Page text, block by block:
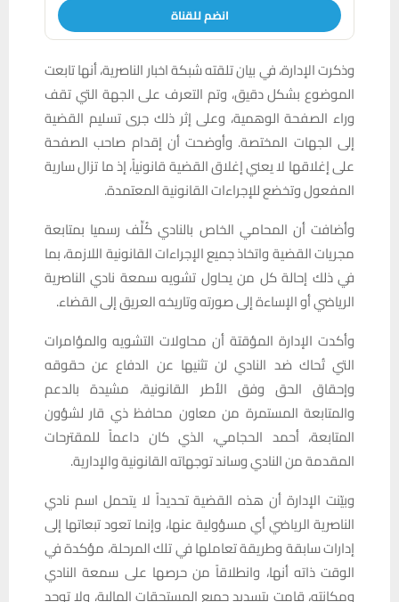
انضم للقناة
وذكرت الإدارة، في بيان تلقته شبكة اخبار الناصرية، أنها تابعت
الموضوع بشكل دقيق، وتم التعرف على الجهة التي تقف
وراء الصفحة الوهمية، وعلى إثر ذلك جرى تسليم القضية
إلى الجهات المختصة. وأوضحت أن إقدام صاحب الصفحة
على إغلاقها لا يعني إغلاق القضية قانونياً، إذ ما تزال سارية
المفعول وتخضع للإجراءات القانونية المعتمدة.
وأضافت أن المحامي الخاص بالنادي كُلِّف رسميا بمتابعة
مجريات القضية واتخاذ جميع الإجراءات القانونية اللازمة، بما
في ذلك إحالة كل من يحاول تشويه سمعة نادي الناصرية
الرياضي أو الإساءة إلى صورته وتاريخه العريق إلى القضاء.
وأكدت الإدارة المؤقتة أن محاولات التشويه والمؤامرات
التي تُحاك ضد النادي لن تثنيها عن الدفاع عن حقوقه
وإحقاق الحق وفق الأطر القانونية، مشيدة بالدعم
والمتابعة المستمرة من معاون محافظ ذي قار لشؤون
المتابعة، أحمد الحجامي، الذي كان داعماً للمقترحات
المقدمة من النادي وساند توجهاته القانونية والإدارية.
وبيّنت الإدارة أن هذه القضية تحديداً لا يتحمل اسم نادي
الناصرية الرياضي أي مسؤولية عنها، وإنما تعود تبعاتها إلى
إدارات سابقة وطريقة تعاملها في تلك المرحلة، مؤكدة في
الوقت ذاته أنها، وانطلاقاً من حرصها على سمعة النادي
ومكانته، قامت بتسديد جميع المستحقات المالية، ولا توجد